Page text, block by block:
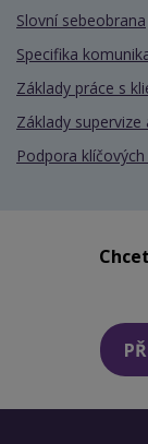
Slovní sebeobrana
Specifika
Základy práce s
Základy
Podpora